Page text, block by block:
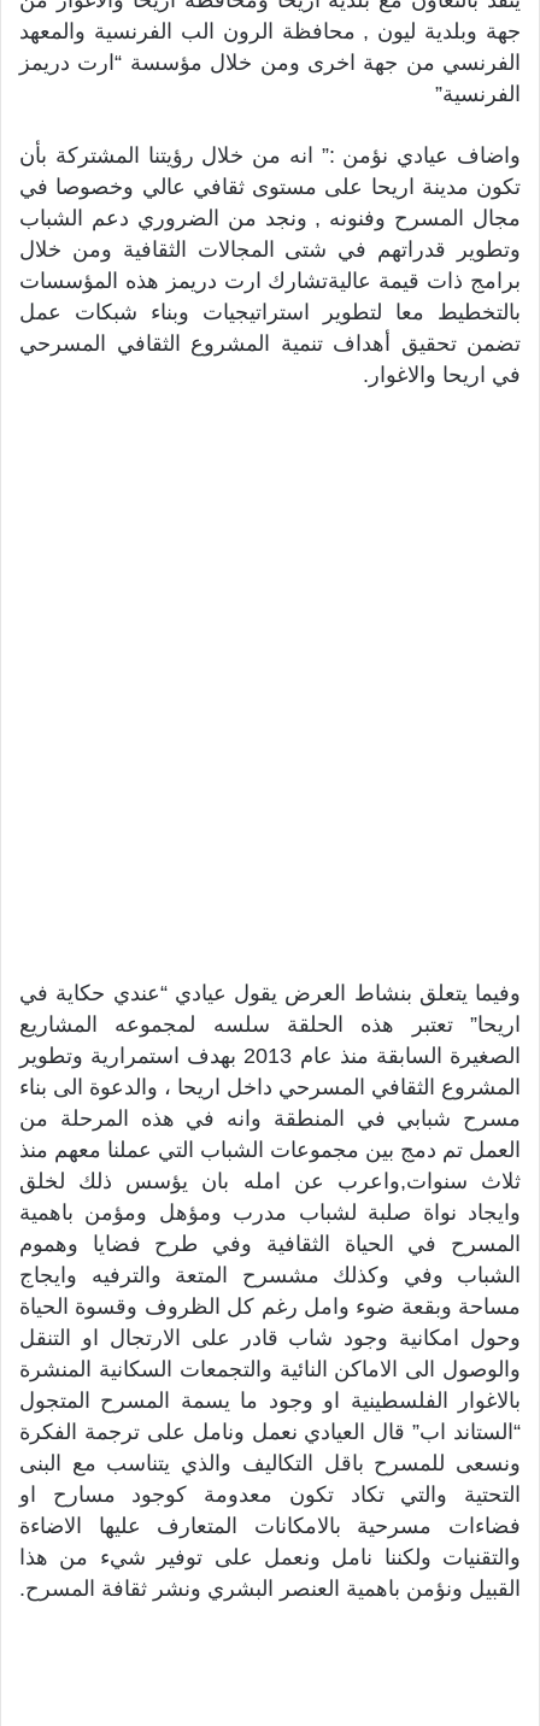
جهة وبلدية ليون , محافظة الرون الب الفرنسية والمعهد
الفرنسي من جهة اخرى ومن خلال مؤسسة “ارت دريمز
الفرنسية”
واضاف عيادي نؤمن :” انه من خلال رؤيتنا المشتركة بأن
تكون مدينة اريحا على مستوى ثقافي عالي وخصوصا في
مجال المسرح وفنونه , ونجد من الضروري دعم الشباب
وتطوير قدراتهم في شتى المجالات الثقافية ومن خلال
برامج ذات قيمة عاليةتشارك ارت دريمز هذه المؤسسات
بالتخطيط معا لتطوير استراتيجيات وبناء شبكات عمل
تضمن تحقيق أهداف تنمية المشروع الثقافي المسرحي
في اريحا والاغوار.
وفيما يتعلق بنشاط العرض يقول عيادي “عندي حكاية في
اريحا” تعتبر هذه الحلقة سلسه لمجموعه المشاريع
الصغيرة السابقة منذ عام 2013 بهدف استمرارية وتطوير
المشروع الثقافي المسرحي داخل اريحا ، والدعوة الى بناء
مسرح شبابي في المنطقة وانه في هذه المرحلة من
العمل تم دمج بين مجموعات الشباب التي عملنا معهم منذ
ثلاث سنوات,واعرب عن امله بان يؤسس ذلك لخلق
وايجاد نواة صلبة لشباب مدرب ومؤهل ومؤمن باهمية
المسرح في الحياة الثقافية وفي طرح فضايا وهموم
الشباب وفي وكذلك مشسرح المتعة والترفيه وايجاج
مساحة وبقعة ضوء وامل رغم كل الظروف وقسوة الحياة
وحول امكانية وجود شاب قادر على الارتجال او التنقل
والوصول الى الاماكن النائية والتجمعات السكانية المنشرة
بالاغوار الفلسطينية او وجود ما يسمة المسرح المتجول
“الستاند اب” قال العيادي نعمل ونامل على ترجمة الفكرة
ونسعى للمسرح باقل التكاليف والذي يتناسب مع البنى
التحتية والتي تكاد تكون معدومة كوجود مسارح او
فضاءات مسرحية بالامكانات المتعارف عليها الاضاءة
والتقنيات ولكننا نامل ونعمل على توفير شيء من هذا
القبيل ونؤمن باهمية العنصر البشري ونشر ثقافة المسرح.